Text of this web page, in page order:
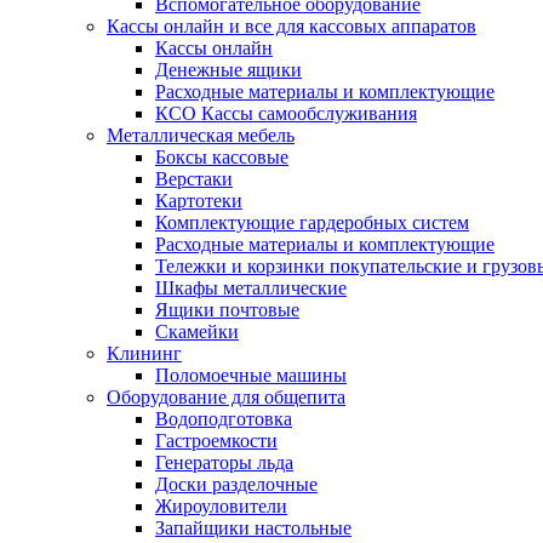
Вспомогательное оборудование
Кассы онлайн и все для кассовых аппаратов
Кассы онлайн
Денежные ящики
Расходные материалы и комплектующие
КСО Кассы самообслуживания
Металлическая мебель
Боксы кассовые
Верстаки
Картотеки
Комплектующие гардеробных систем
Расходные материалы и комплектующие
Тележки и корзинки покупательские и
Шкафы металлические
Ящики почтовые
Скамейки
Клининг
Поломоечные машины
Оборудование для общепита
Водоподготовка
Гастроемкости
Генераторы льда
Доски разделочные
Жироуловители
Запайщики настольные